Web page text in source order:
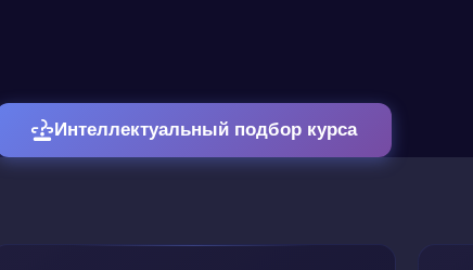
быть использованы в различных областях, таких
и туризм.
центры, промышленные предприятия и другие.
Интеллектуальный подбор курса